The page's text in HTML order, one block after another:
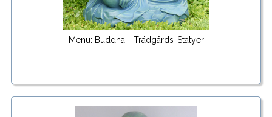
Menu: Buddha - Trädgårds-Statyer